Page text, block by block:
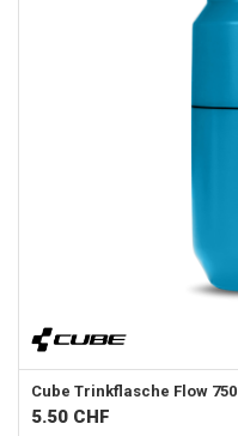
Cube Trinkflasche Flow 750
5.50 CHF